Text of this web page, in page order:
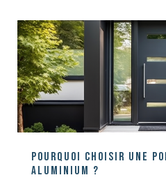
Pourquoi choisir une
aluminium ?